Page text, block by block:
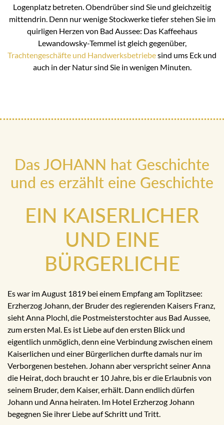
Logenplatz betreten. Obendrüber sind Sie und gleichzeitig
mittendrin. Denn nur wenige Stockwerke tiefer stehen Sie im
quirligen Herzen von Bad Aussee: Das Kaffeehaus
Lewandowsky-Temmel ist gleich gegenüber,
Trachtengeschäfte und Handwerksbetriebesind ums Eck und
auch in der Natur sind Sie in wenigen Minuten.
Das JOHANN hat Geschichte
und es erzählt eine Geschichte
EIN KAISERLICHER
UND EINE
BÜRGERLICHE
Es war im August 1819 bei einem Empfang am Toplitzsee:
Erzherzog Johann, der Bruder des regierenden Kaisers Franz,
sieht Anna Plochl, die Postmeisterstochter aus Bad Aussee,
zum ersten Mal. Es ist Liebe auf den ersten Blick und
eigentlich unmöglich, denn eine Verbindung zwischen einem
Kaiserlichen und einer Bürgerlichen durfte damals nur im
Verborgenen bestehen. Johann aber verspricht seiner Anna
die Heirat, doch braucht er 10 Jahre, bis er die Erlaubnis von
seinem Bruder, dem Kaiser, erhält. Dann endlich dürfen
Johann und Anna heiraten. Im Hotel Erzherzog Johann
begegnen Sie ihrer Liebe auf Schritt und Tritt.